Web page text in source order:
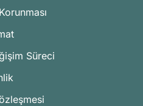
Süreci